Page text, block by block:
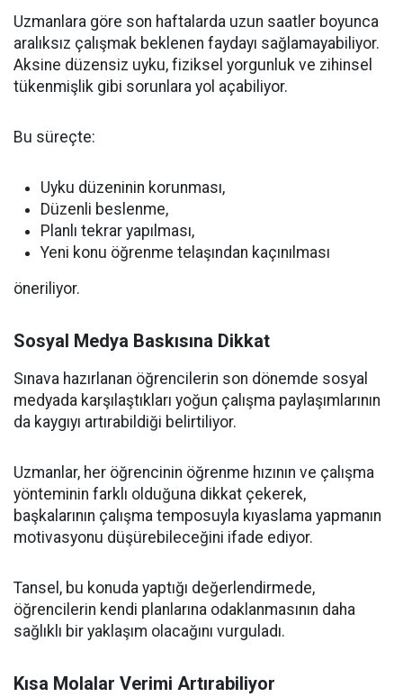
Uzmanlara göre son haftalarda uzun saatler boyunca
aralıksız çalışmak beklenen faydayı sağlamayabiliyor.
Aksine düzensiz uyku, fiziksel yorgunluk ve zihinsel
tükenmişlik gibi sorunlara yol açabiliyor.
Bu süreçte:
Uyku düzeninin korunması,
Düzenli beslenme,
Planlı tekrar yapılması,
Yeni konu öğrenme telaşından kaçınılması
öneriliyor.
Sosyal Medya Baskısına Dikkat
Sınava hazırlanan öğrencilerin son dönemde sosyal
medyada karşılaştıkları yoğun çalışma paylaşımlarının
da kaygıyı artırabildiği belirtiliyor.
Uzmanlar, her öğrencinin öğrenme hızının ve çalışma
yönteminin farklı olduğuna dikkat çekerek,
başkalarının çalışma temposuyla kıyaslama yapmanın
motivasyonu düşürebileceğini ifade ediyor.
Tansel, bu konuda yaptığı değerlendirmede,
öğrencilerin kendi planlarına odaklanmasının daha
sağlıklı bir yaklaşım olacağını vurguladı.
Kısa Molalar Verimi Artırabiliyor